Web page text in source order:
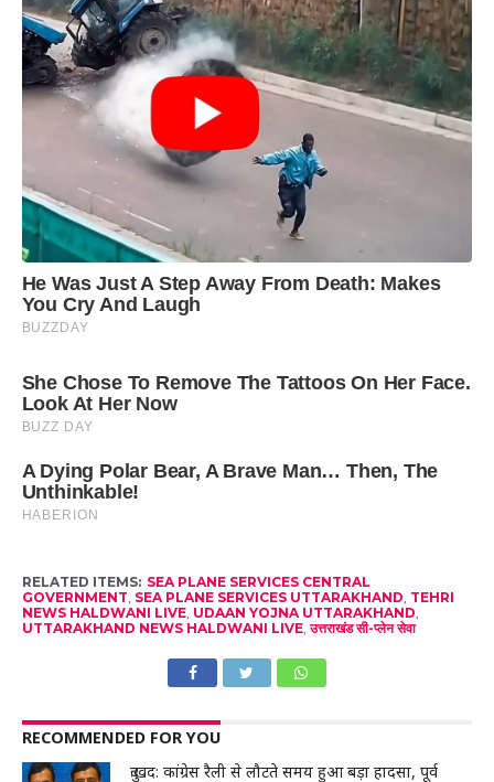
RELATED ITEMS: SEA PLANE SERVICES CENTRAL
GOVERNMENT, SEA PLANE SERVICES UTTARAKHAND, TEHRI
NEWS HALDWANI LIVE, UDAAN YOJNA UTTARAKHAND,
UTTARAKHAND NEWS HALDWANI LIVE,उत्तराखंड सी-प्लेन सेवा
RECOMMENDED FOR YOU
दुःखद: कांग्रेस रैली से लौटते समय हुआ बड़ा हादसा, पूर्व